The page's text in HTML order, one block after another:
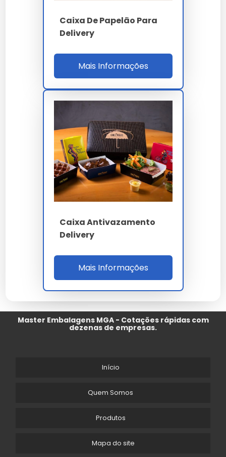
Caixa De Papelão Para
Delivery
Mais Informações
Caixa Antivazamento
Delivery
Mais Informações
Master Embalagens MGA - Cotações rápidas com
dezenas de empresas.
Início
Quem Somos
Produtos
Mapa do site